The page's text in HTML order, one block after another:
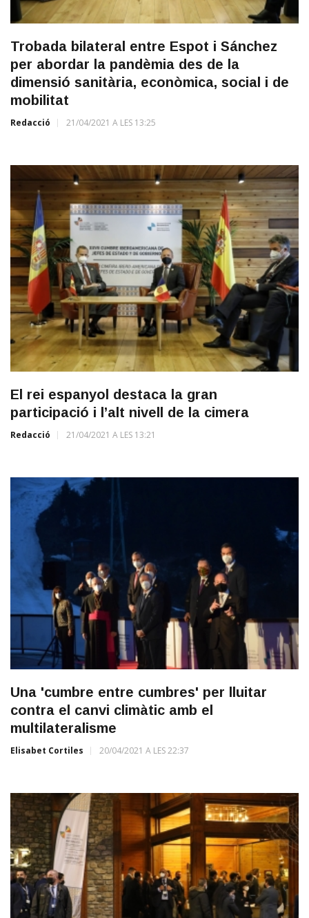
Trobada bilateral entre Espot i Sánchez
per abordar la pandèmia des de la
dimensió sanitària, econòmica, social i de
mobilitat
Redacció 21/04/2021 A LES 13:25
El rei espanyol destaca la gran
participació i l’alt nivell de la cimera
Redacció 21/04/2021 A LES 13:21
Una 'cumbre entre cumbres' per lluitar
contra el canvi climàtic amb el
multilateralisme
Elisabet Cortiles 20/04/2021 A LES 22:37